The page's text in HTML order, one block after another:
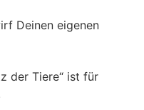
Deinen eigenen
der Tiere“ ist für